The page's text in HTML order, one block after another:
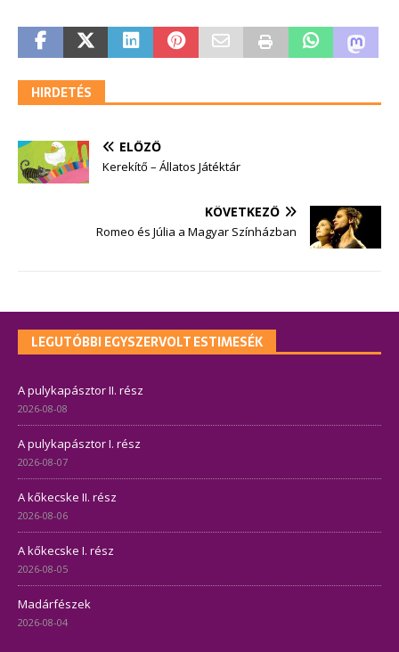
HIRDETÉS
ELŐZŐ
Kerekítő – Állatos Játéktár
KÖVETKEZŐ
Romeo és Júlia a Magyar Színházban
LEGUTÓBBI EGYSZERVOLT ESTIMESÉK
A pulykapásztor II. rész
2026-08-08
A pulykapásztor I. rész
2026-08-07
A kőkecske II. rész
2026-08-06
A kőkecske I. rész
2026-08-05
Madárfészek
2026-08-04